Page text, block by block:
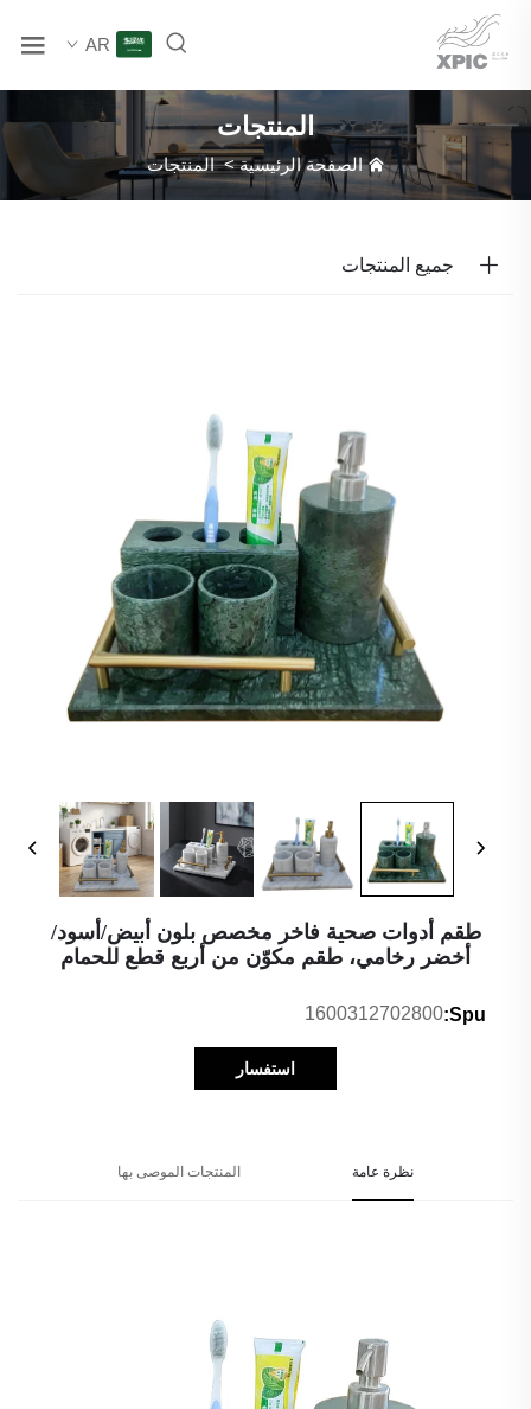
AR
المنتجات
الصفحة الرئيسية>المنتجات
جميع المنتجات
طقم أدوات صحية فاخر مخصص بلون أبيض/أسود/
أخضر رخامي، طقم مكوّن من أربع قطع للحمام
Spu:
1600312702800
استفسار
نظرة عامة المنتجات الموصى بها